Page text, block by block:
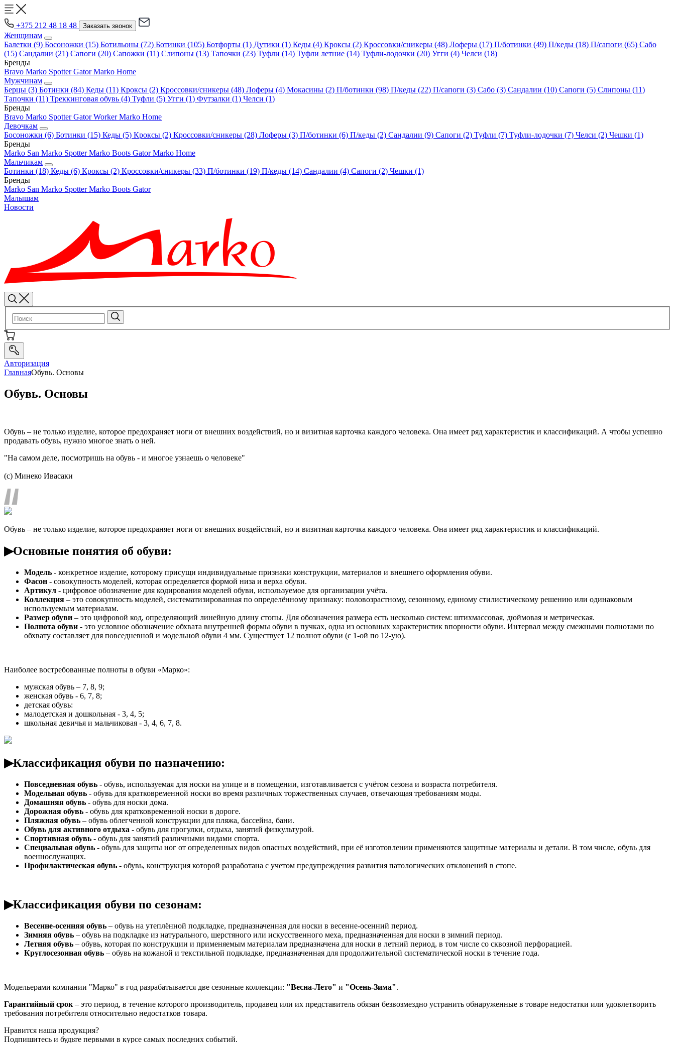
+375 212 48 18 48 Заказать звонок
Женщинам
Балетки (9) Босоножки (15) Ботильоны (72) Ботинки (105) Ботфорты (1) Дутики (1) Кеды (4) Кроксы (2) Кроссовки/сникеры (48) Лоферы (17) П/ботинки (49) П/кеды (18) П/сапоги (65) Сабо
(15) Сандалии (21) Сапоги (20) Сапожки (11) Слипоны (13) Тапочки (23) Туфли (14) Туфли летние (14) Туфли-лодочки (20) Угги (4) Челси (18)
Бренды
Bravo Marko Spotter Gator Marko Home
Мужчинам
Берцы (3) Ботинки (84) Кеды (11) Кроксы (2) Кроссовки/сникеры (48) Лоферы (4) Мокасины (2) П/ботинки (98) П/кеды (22) П/сапоги (3) Сабо (3) Сандалии (10) Сапоги (5) Слипоны (11)
Тапочки (11) Треккинговая обувь (4) Туфли (5) Угги (1) Футзалки (1) Челси (1)
Бренды
Bravo Marko Spotter Gator Worker Marko Home
Девочкам
Босоножки (6) Ботинки (15) Кеды (5) Кроксы (2) Кроссовки/сникеры (28) Лоферы (3) П/ботинки (6) П/кеды (2) Сандалии (9) Сапоги (2) Туфли (7) Туфли-лодочки (7) Челси (2) Чешки (1)
Бренды
Marko San Marko Spotter Marko Boots Gator Marko Home
Мальчикам
Ботинки (18) Кеды (6) Кроксы (2) Кроссовки/сникеры (33) П/ботинки (19) П/кеды (14) Сандалии (4) Сапоги (2) Чешки (1)
Бренды
Marko San Marko Spotter Marko Boots Gator
Малышам
Новости
Авторизация
ГлавнаяОбувь. Основы
Обувь. Основы
Обувь – не только изделие, которое предохраняет ноги от внешних воздействий, но и визитная карточка каждого человека. Она имеет ряд характеристик и классификаций. А чтобы успешно
продавать обувь, нужно многое знать о ней.
"На самом деле, посмотришь на обувь - и многое узнаешь о человеке"
(с) Минеко Ивасаки
Обувь – не только изделие, которое предохраняет ноги от внешних воздействий, но и визитная карточка каждого человека. Она имеет ряд характеристик и классификаций.
▶Основные понятия об обуви:
Модель - конкретное изделие, которому присущи индивидуальные признаки конструкции, материалов и внешнего оформления обуви.
Фасон - совокупность моделей, которая определяется формой низа и верха обуви.
Артикул - цифровое обозначение для кодирования моделей обуви, используемое для организации учёта.
Коллекция – это совокупность моделей, систематизированная по определённому признаку: половозрастному, сезонному, единому стилистическому решению или одинаковым
используемым материалам.
Размер обуви – это цифровой код, определяющий линейную длину стопы. Для обозначения размера есть несколько систем: штихмассовая, дюймовая и метрическая.
Полнота обуви - это условное обозначение обхвата внутренней формы обуви в пучках, одна из основных характеристик впорности обуви. Интервал между смежными полнотами по
обхвату составляет для повседневной и модельной обуви 4 мм. Существует 12 полнот обуви (с 1-ой по 12-ую).
Наиболее востребованные полноты в обуви «Марко»:
мужская обувь – 7, 8, 9;
женская обувь - 6, 7, 8;
детская обувь:
малодетская и дошкольная - 3, 4, 5;
школьная девичья и мальчиковая - 3, 4, 6, 7, 8.
▶Классификация обуви по назначению:
Повседневная обувь - обувь, используемая для носки на улице и в помещении, изготавливается с учётом сезона и возраста потребителя.
Модельная обувь - обувь для кратковременной носки во время различных торжественных случаев, отвечающая требованиям моды.
Домашняя обувь - обувь для носки дома.
Дорожная обувь - обувь для кратковременной носки в дороге.
Пляжная обувь – обувь облегченной конструкции для пляжа, бассейна, бани.
Обувь для активного отдыха - обувь для прогулки, отдыха, занятий физкультурой.
Спортивная обувь - обувь для занятий различными видами спорта.
Специальная обувь - обувь для защиты ног от определенных видов опасных воздействий, при её изготовлении применяются защитные материалы и детали. В том числе, обувь для
военнослужащих.
Профилактическая обувь - обувь, конструкция которой разработана с учетом предупреждения развития патологических отклонений в стопе.
▶Классификация обуви по сезонам:
Весенне-осенняя обувь – обувь на утеплённой подкладке, предназначенная для носки в весенне-осенний период.
Зимняя обувь – обувь на подкладке из натурального, шерстяного или искусственного меха, предназначенная для носки в зимний период.
Летняя обувь – обувь, которая по конструкции и применяемым материалам предназначена для носки в летний период, в том числе со сквозной перфорацией.
Круглосезонная обувь – обувь на кожаной и текстильной подкладке, предназначенная для продолжительной систематической носки в течение года.
Модельерами компании "Марко" в год разрабатывается две сезонные коллекции: "Весна-Лето" и "Осень-Зима".
Гарантийный срок – это период, в течение которого производитель, продавец или их представитель обязан безвозмездно устранить обнаруженные в товаре недостатки или удовлетворить
требования потребителя относительно недостатков товара.
Нравится наша продукция?
Подпишитесь и будьте первыми в курсе самых последних событий.